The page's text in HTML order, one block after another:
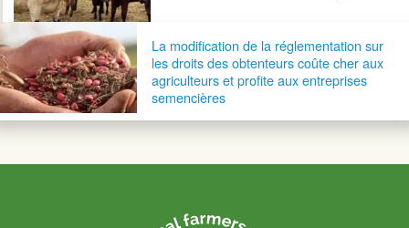
La modification de la réglementation sur
les droits des obtenteurs coûte cher aux
agriculteurs et profite aux entreprises
semencières